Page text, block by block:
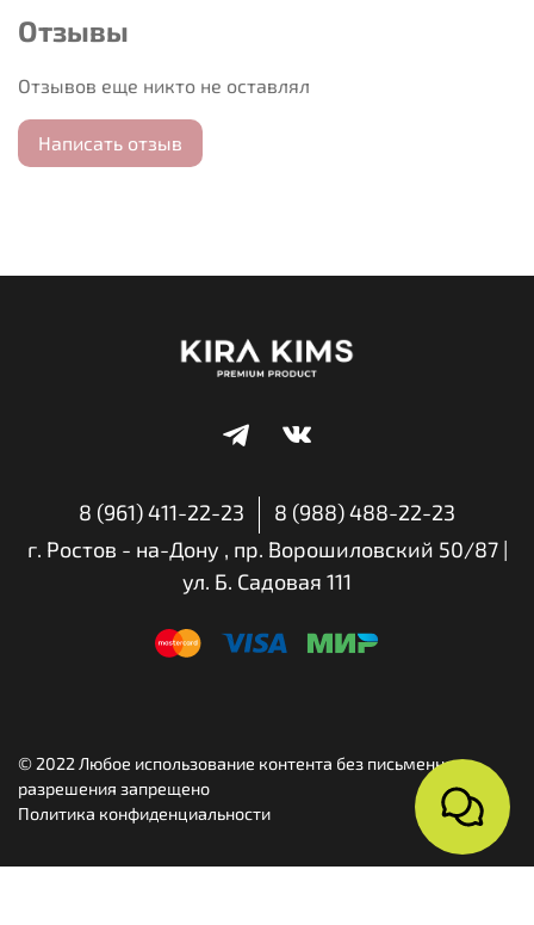
Отзывы
Отзывов еще никто не оставлял
Написать отзыв
8 (961) 411-22-23
8 (988) 488-22-23
г. Ростов - на-Дону , пр. Ворошиловский 50/87 |
ул. Б. Садовая 111
© 2022 Любое использование контента без письменного
разрешения запрещено
Политика конфиденциальности